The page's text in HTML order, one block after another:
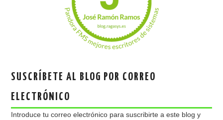
SUSCRÍBETE AL BLOG POR CORREO
ELECTRÓNICO
Introduce tu correo electrónico para suscribirte a este blog y